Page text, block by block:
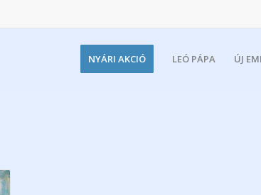
NYÁRI AKCIÓ LEÓ PÁPA ÚJ